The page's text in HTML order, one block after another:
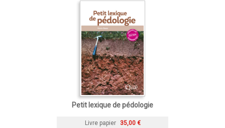
Petit lexique de pédologie
Livre papier 35,00 €